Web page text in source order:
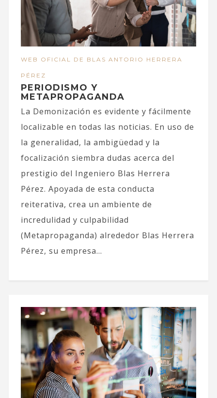
WEB OFICIAL DE BLAS ANTORIO HERRERA
PÉREZ
PERIODISMO Y
METAPROPAGANDA
La Demonización es evidente y fácilmente
localizable en todas las noticias. En uso de
la generalidad, la ambigüedad y la
focalización siembra dudas acerca del
prestigio del Ingeniero Blas Herrera
Pérez. Apoyada de esta conducta
reiterativa, crea un ambiente de
incredulidad y culpabilidad
(Metapropaganda) alrededor Blas Herrera
Pérez, su empresa...